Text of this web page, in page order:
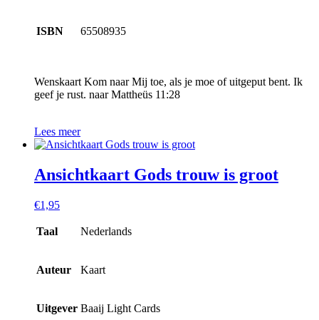
ISBN 65508935
Wenskaart Kom naar Mij toe, als je moe of uitgeput bent. Ik
geef je rust. naar Mattheüs 11:28
Lees meer
Ansichtkaart Gods trouw is groot
€1,95
Taal Nederlands
Auteur Kaart
Uitgever Baaij Light Cards